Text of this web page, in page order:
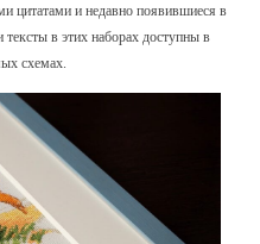
цитатами и недавно появившиеся в
в этих наборах доступны в
схемах.